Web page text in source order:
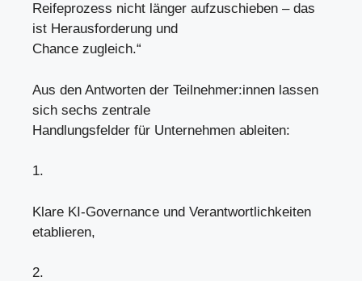
Reifeprozess nicht länger aufzuschieben – das
ist Herausforderung und
Chance zugleich.“
Aus den Antworten der Teilnehmer:innen lassen
sich sechs zentrale
Handlungsfelder für Unternehmen ableiten:
1.
Klare KI-Governance und Verantwortlichkeiten
etablieren,
2.